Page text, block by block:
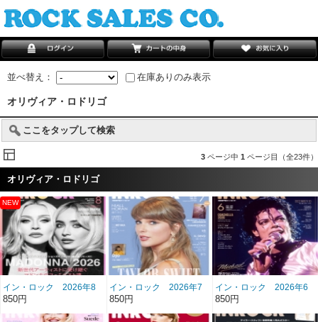
並べ替え： 在庫ありのみ表示
オリヴィア・ロドリゴ
ここをタップして検索
3 ページ中 1 ページ目（全23件）
オリヴィア・ロドリゴ
イン・ロック 2026年8
月号 雑誌/BN-512
850円
イン・ロック 2026年7
月号 雑誌/BN-511
850円
イン・ロック 2026年6
月号 雑誌/BN-510
850円